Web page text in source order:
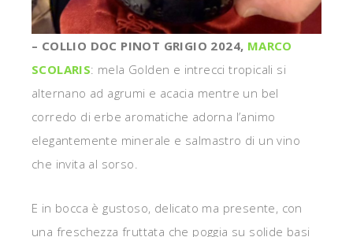
– COLLIO DOC PINOT GRIGIO 2024, MARCO
SCOLARIS: mela Golden e intrecci tropicali si
alternano ad agrumi e acacia mentre un bel
corredo di erbe aromatiche adorna l’animo
elegantemente minerale e salmastro di un vino
che invita al sorso.
E in bocca è gustoso, delicato ma presente, con
una freschezza fruttata che poggia su solide basi